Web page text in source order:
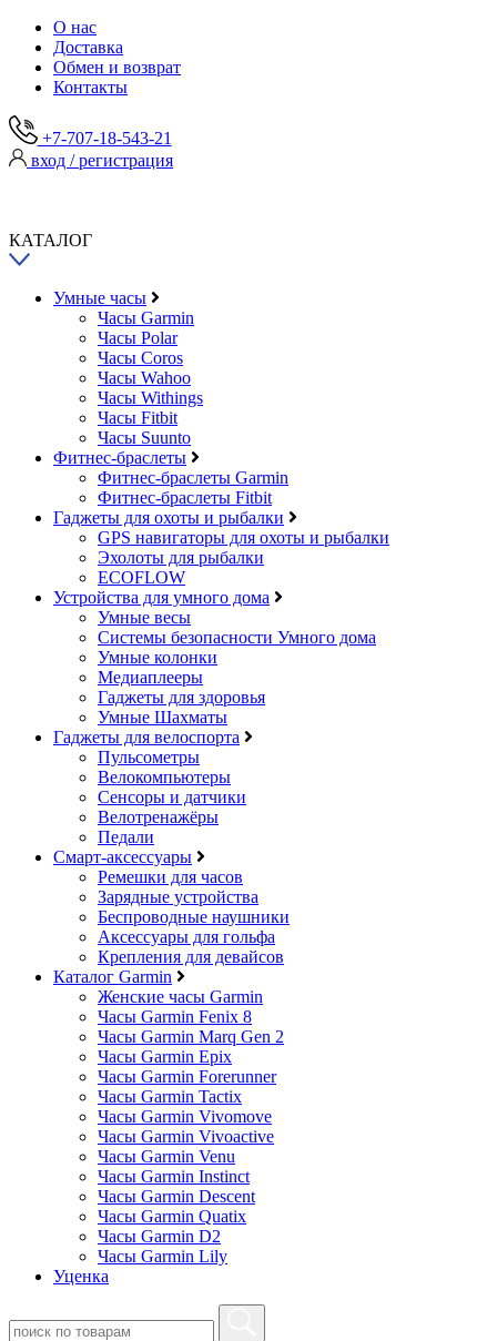
О нас
Доставка
Обмен и возврат
Контакты
+7-707-18-543-21
вход / регистрация
КАТАЛОГ
Умные часы
Часы Garmin
Часы Polar
Часы Coros
Часы Wahoo
Часы Withings
Часы Fitbit
Часы Suunto
Фитнес-браслеты
Фитнес-браслеты Garmin
Фитнес-браслеты Fitbit
Гаджеты для охоты и рыбалки
GPS навигаторы для охоты и рыбалки
Эхолоты для рыбалки
ECOFLOW
Устройства для умного дома
Умные весы
Системы безопасности Умного дома
Умные колонки
Медиаплееры
Гаджеты для здоровья
Умные Шахматы
Гаджеты для велоспорта
Пульсометры
Велокомпьютеры
Сенсоры и датчики
Велотренажёры
Педали
Смарт-аксессуары
Ремешки для часов
Зарядные устройства
Беспроводные наушники
Аксессуары для гольфа
Крепления для девайсов
Каталог Garmin
Женские часы Garmin
Часы Garmin Fenix 8
Часы Garmin Marq Gen 2
Часы Garmin Epix
Часы Garmin Forerunner
Часы Garmin Tactix
Часы Garmin Vivomove
Часы Garmin Vivoactive
Часы Garmin Venu
Часы Garmin Instinct
Часы Garmin Descent
Часы Garmin Quatix
Часы Garmin D2
Часы Garmin Lily
Уценка